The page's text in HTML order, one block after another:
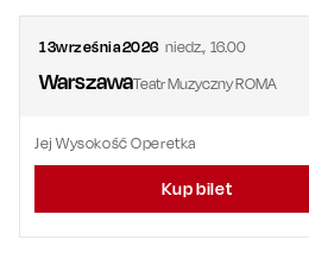
13września2026 niedz., 16.00
WarszawaTeatr Muzyczny ROMA
Jej Wysokość Operetka
Kup bilet